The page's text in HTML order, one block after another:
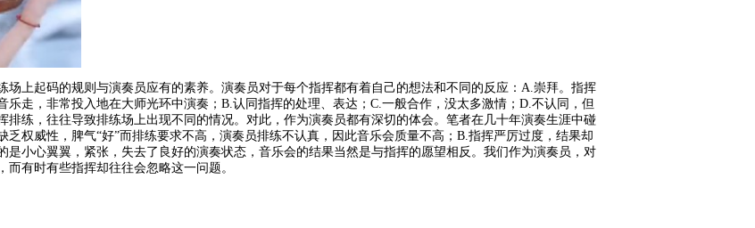
上起码的规则与演奏员应有的素养。演奏员对于每个指挥都有着自己的想法和不同的反应：A.崇拜。指挥
走，非常投入地在大师光环中演奏；B.认同指挥的处理、表达；C.一般合作，没太多激情；D.不认同，但
排练，往往导致排练场上出现不同的情况。对此，作为演奏员都有深切的体会。笔者在几十年演奏生涯中碰
权威性，脾气“好”而排练要求不高，演奏员排练不认真，因此音乐会质量不高；B.指挥严厉过度，结果却
是小心翼翼，紧张，失去了良好的演奏状态，音乐会的结果当然是与指挥的愿望相反。我们作为演奏员，对
有时有些指挥却往往会忽略这一问题。